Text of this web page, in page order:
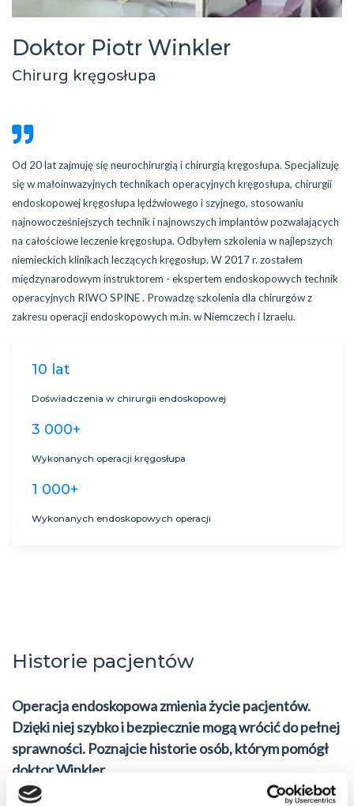
Doktor Piotr Winkler
Chirurg kręgosłupa
Od 20 lat zajmuję się neurochirurgią i chirurgią kręgosłupa. Specjalizuję
się w małoinwazyjnych technikach operacyjnych kręgosłupa, chirurgii
endoskopowej kręgosłupa lędźwiowego i szyjnego, stosowaniu
najnowocześniejszych technik i najnowszych implantów pozwalających
na całościowe leczenie kręgosłupa. Odbyłem szkolenia w najlepszych
niemieckich klinikach leczących kręgosłup. W 2017 r. zostałem
międzynarodowym instruktorem - ekspertem endoskopowych technik
operacyjnych RIWO SPINE . Prowadzę szkolenia dla chirurgów z
zakresu operacji endoskopowych m.in. w Niemczech i Izraelu.
10 lat
Doświadczenia w chirurgii endoskopowej
3 000+
Wykonanych operacji kręgosłupa
1 000+
Wykonanych endoskopowych operacji
Historie pacjentów
Operacja endoskopowa zmienia życie pacjentów.
Dzięki niej szybko i bezpiecznie mogą wrócić do pełnej
sprawności. Poznajcie historie osób, którym pomógł
doktor Winkler.